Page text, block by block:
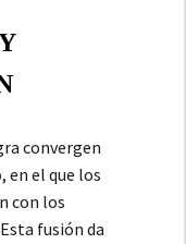
convergen
el que los
con los
fusión da